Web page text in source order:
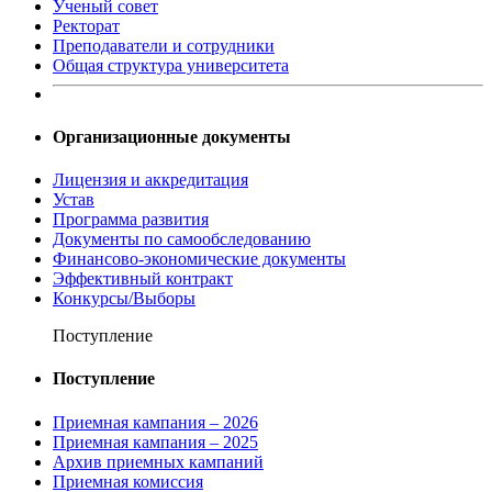
Ученый совет
Ректорат
Преподаватели и сотрудники
Общая структура университета
Организационные документы
Лицензия и аккредитация
Устав
Программа развития
Документы по самообследованию
Финансово-экономические документы
Эффективный контракт
Конкурсы/Выборы
Поступление
Поступление
Приемная кампания – 2026
Приемная кампания – 2025
Архив приемных кампаний
Приемная комиссия